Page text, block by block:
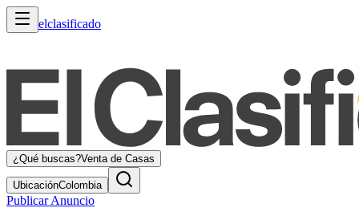
elclasificado
¿Qué buscas?Venta de Casas
UbicaciónColombia
Publicar Anuncio